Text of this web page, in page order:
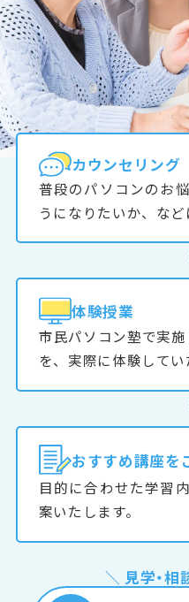
カウンセリング
普段のパソコンのお
うになりたいか、など
体験授業
市民パソコン塾で実
を、実際に体験して
おすすめ講座を
目的に合わせた学習
案いたします。
＼ 見学・相